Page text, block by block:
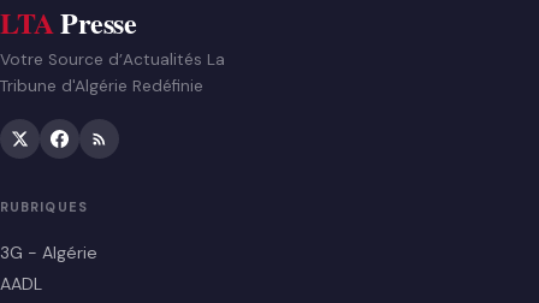
LTAPresse
Votre Source d’Actualités La
Tribune d'Algérie Redéfinie
RUBRIQUES
3G - Algérie
AADL